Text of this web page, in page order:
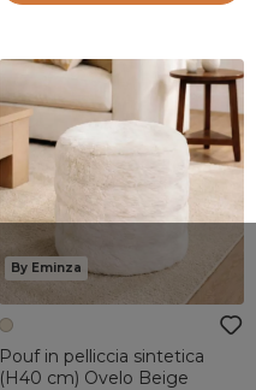
By Eminza
Pouf in pelliccia sintetica
(H40 cm) Ovelo Beige